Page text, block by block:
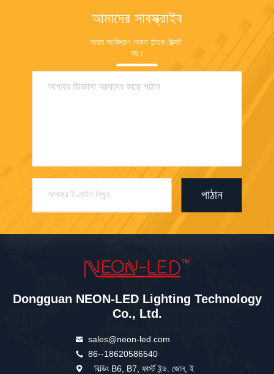
আমাদের সাবস্ক্রাইব
লরেম সংমিশ্রণ কেবল র্যান্ডম টেক্সট
নয়।
পাঠান
Dongguan NEON-LED Lighting Technology
Co., Ltd.
sales@neon-led.com
86--18620586540
বিল্ডিং B6, B7, ফার্স্ট ইন্ড. জোন, ই